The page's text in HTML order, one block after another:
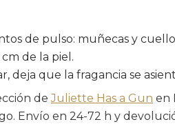
de pulso: muñecas y
de la piel.
deja que la fragancia se
deJuliette Has a Gun en
Envío en 24-72 h y